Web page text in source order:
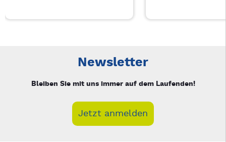
Newsletter
Bleiben Sie mit uns immer auf dem Laufenden!
Jetzt anmelden